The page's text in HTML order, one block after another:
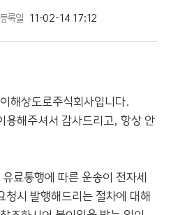
등록일 11-02-14 17:12
해상도로주식회사입니다.
용해주셔서 감사드리고, 항상 안
료통행에 따른 운송이 전자세
청시 발행해드리는 절차에 대해